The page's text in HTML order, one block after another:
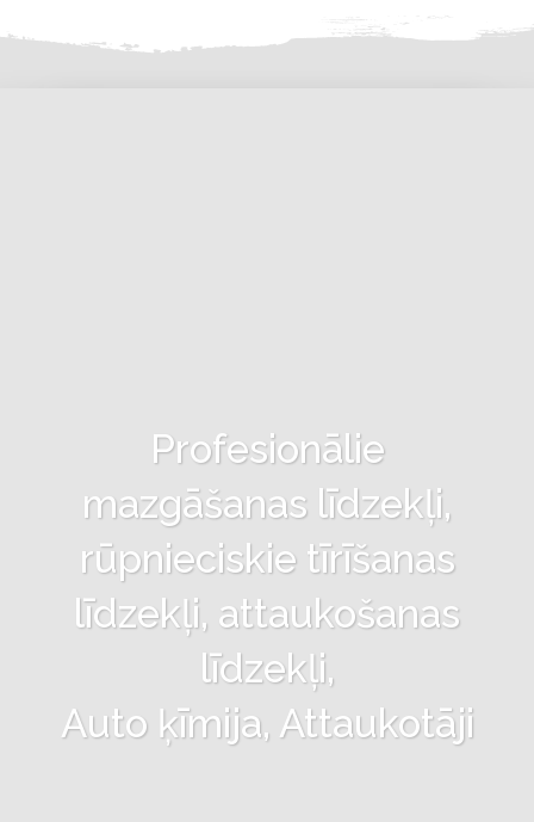
Profesionālie
mazgāšanas līdzekļi,
rūpnieciskie tīrīšanas
līdzekļi, attaukošanas
līdzekļi,
Auto ķīmija, Attaukotāji